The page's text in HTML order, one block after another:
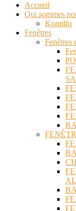
Accueil
Qui sommes
Komilfo
Fenêtres
Fenêtres